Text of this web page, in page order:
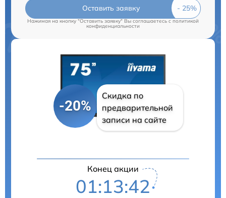
Оставить заявку
Нажимая на кнопку "Оставить заявку" Вы соглашаетесь cполитикой
конфиденциальности
-20%
Скидка по
предварительной
записи на сайте
Конец акции
01:13:42